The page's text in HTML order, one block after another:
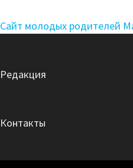
Сайт молодых родителей
Редакция
Контакты